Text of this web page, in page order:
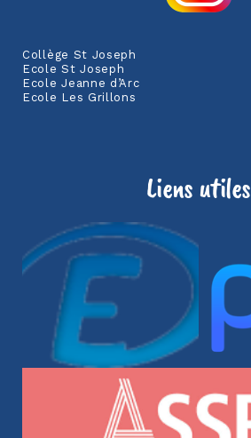
Collège St Joseph
Ecole St Joseph
Ecole Jeanne d’Arc
Ecole Les Grillons
Liens utiles